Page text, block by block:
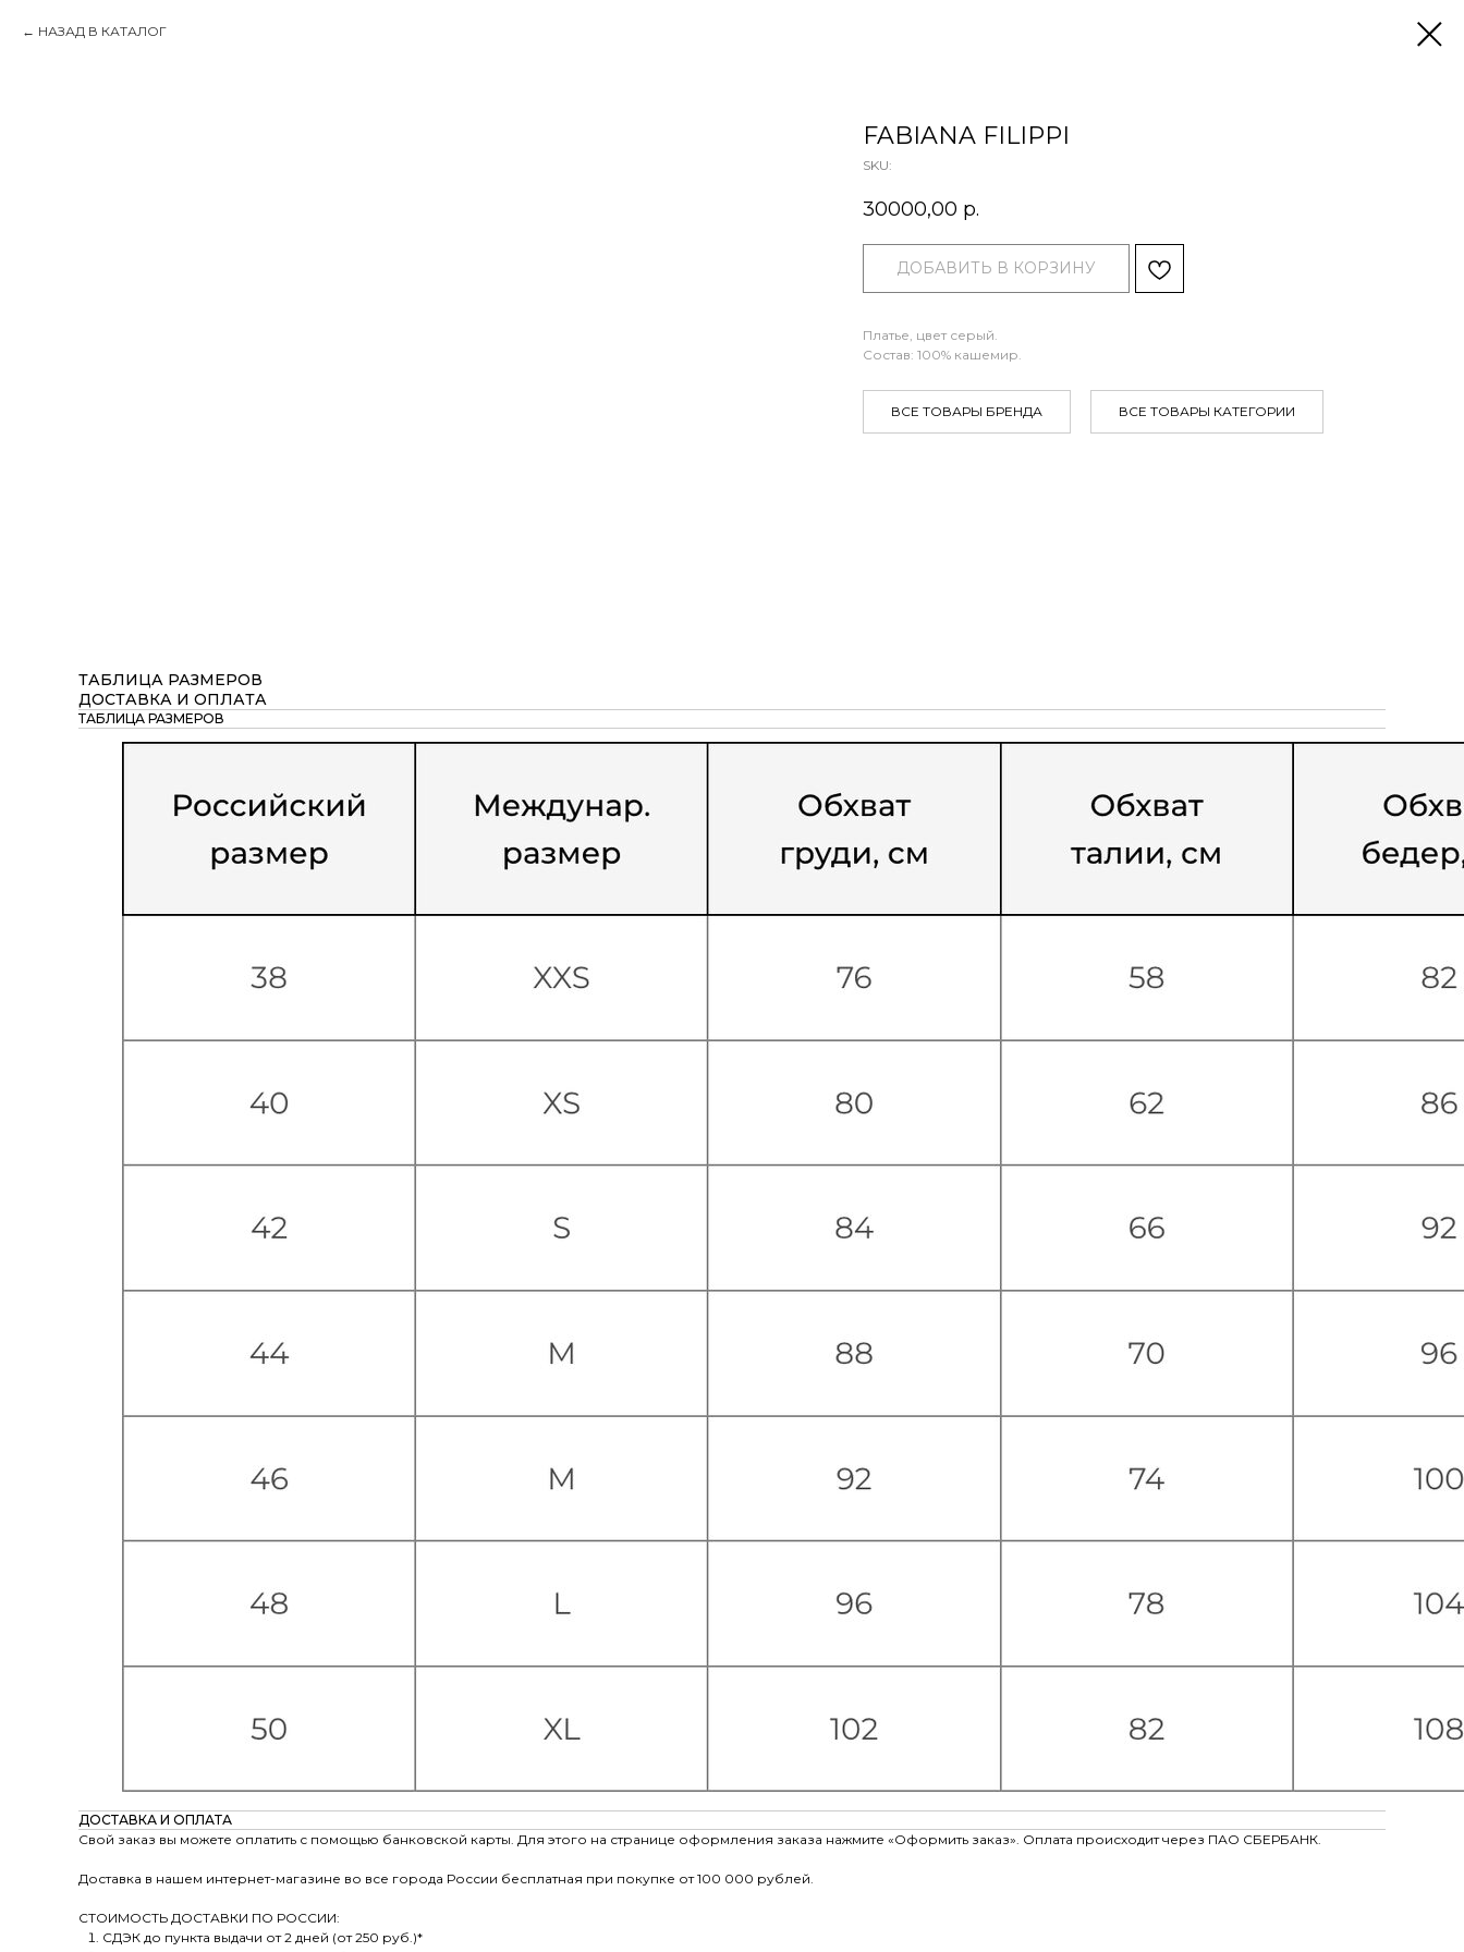
НАЗАД В КАТАЛОГ
FABIANA FILIPPI
SKU:
30000,00 р.
ДОБАВИТЬ В КОРЗИНУ
Платье, цвет серый.
Состав: 100% кашемир.
ВСЕ ТОВАРЫ БРЕНДА ВСЕ ТОВАРЫ КАТЕГОРИИ
ТАБЛИЦА РАЗМЕРОВ
ДОСТАВКА И ОПЛАТА
ТАБЛИЦА РАЗМЕРОВ
ДОСТАВКА И ОПЛАТА
Свой заказ вы можете оплатить с помощью банковской карты. Для этого на странице оформления заказа нажмите «Оформить заказ». Оплата происходит через ПАО СБЕРБАНК.
Доставка в нашем интернет-магазине во все города России бесплатная при покупке от 100 000 рублей.
СТОИМОСТЬ ДОСТАВКИ ПО РОССИИ:
СДЭК до пункта выдачи от 2 дней (от 250 руб.)*